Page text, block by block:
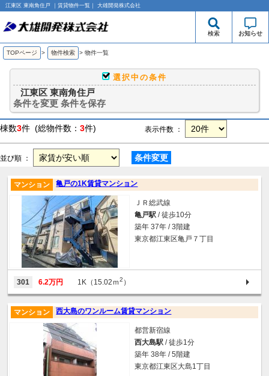
江東区 東南角住戸 ｜賃貸物件一覧｜ 大雄開発株式会社
検索 お知らせ
TOPページ > 物件検索 > 物件一覧
選択中の条件
江東区 東南角住戸
条件を変更 条件を保存
棟数3件 (総物件数： 3件) 表示件数 ：
並び順 ： 条件変更
亀戸の1K賃貸マンション
マンション
ＪＲ総武線
亀戸駅 / 徒歩10分
築年 37年 / 3階建
東京都江東区亀戸７丁目
301 6.2万円 1K（15.02ｍ2 ）
西大島のワンルーム賃貸マンション
マンション
都営新宿線
西大島駅 / 徒歩1分
築年 38年 / 5階建
東京都江東区大島1丁目